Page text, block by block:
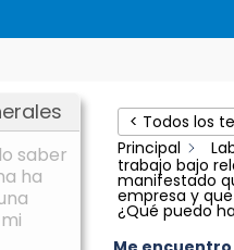
saber
ha
< Todos los
Principal
trabajo bajo
manifestado
empresa y
¿Qué puedo